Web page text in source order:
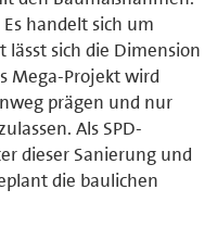
handelt sich um
sich die Dimension
Mega-Projekt wird
prägen und nur
Als SPD-
dieser Sanierung und
die baulichen